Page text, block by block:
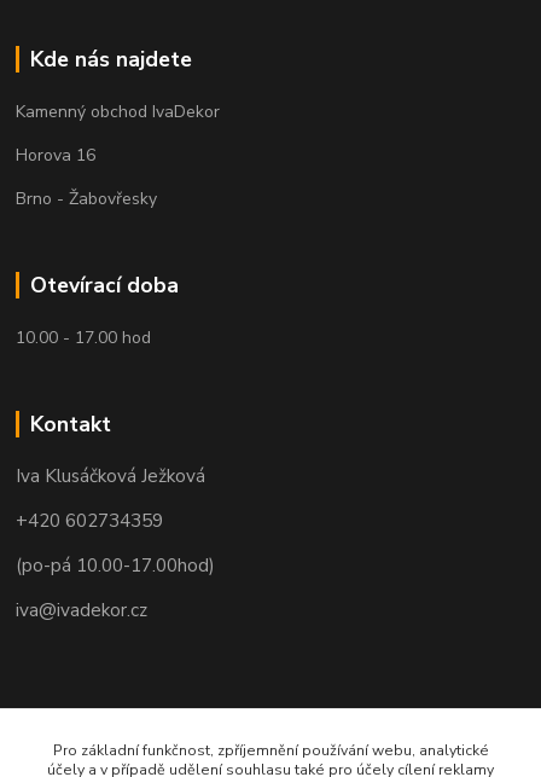
Kde nás najdete
Kamenný obchod IvaDekor
Horova 16
Brno - Žabovřesky
Otevírací doba
10.00 - 17.00 hod
Kontakt
Iva Klusáčková Ježková
+420 602734359
(po-pá 10.00-17.00hod)
iva@ivadekor.cz
Pro základní funkčnost, zpříjemnění používání webu, analytické
účely a v případě udělení souhlasu také pro účely cílení reklamy